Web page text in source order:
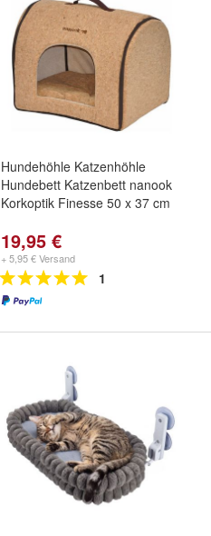
Hundehöhle Katzenhöhle
Hundebett Katzenbett nanook
Korkoptik Finesse 50 x 37 cm
19,95 €
+ 5,95 € Versand
1